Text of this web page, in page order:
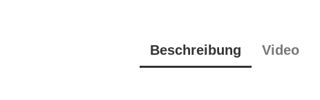
Beschreibung Video